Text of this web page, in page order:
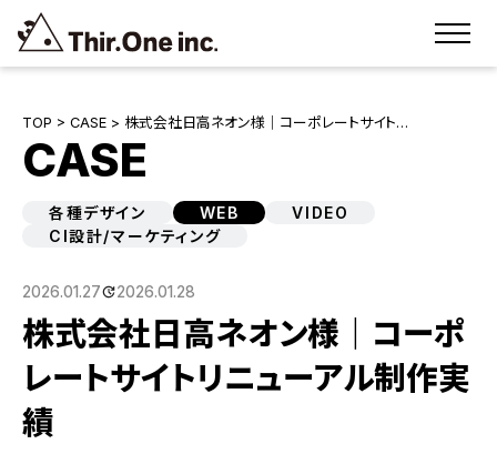
TOP > CASE > 株式会社日高ネオン様｜コーポレートサイト…
CASE
各種デザイン WEB
VIDEO
CI設計/マーケティング
2026.01.27 2026.01.28
株式会社日高ネオン様｜コーポ
レートサイトリニューアル制作実
績